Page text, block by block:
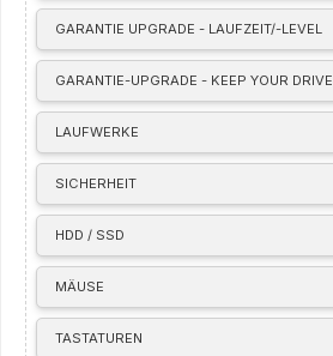
GARANTIE UPGRADE - LAUFZEIT/-LEVEL
GARANTIE-UPGRADE - KEEP YOUR DRIVE
LAUFWERKE
SICHERHEIT
HDD / SSD
MÄUSE
TASTATUREN